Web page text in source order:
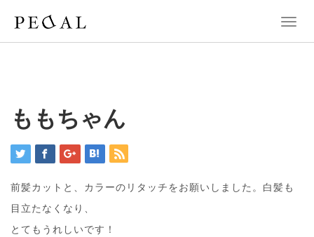
T
t
ももちゃん
前髪カットと、カラーのリタッチをお願いしました。白髪も
目立たなくなり、
とてもうれしいです！